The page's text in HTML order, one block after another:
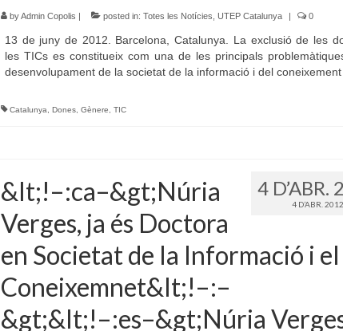
byAdmin Copolis | posted in: Totes les Notícies UTEP Catalunya | 0
13 de juny de 2012. Barcelona, Catalunya. La exclusió de les
les TICs es constitueix com una de les principals
desenvolupament de la societat de la informació i del coneixement
Catalunya Dones, Gènere TIC
4 D’ABR.
4 D’ABR. 2012
&lt;!–:ca–&gt;Núria
Verges, ja és Doctora
en Societat de la Informació i el
Coneixemnet&lt;!–:–
&gt;&lt;!–:es–&gt;Núria